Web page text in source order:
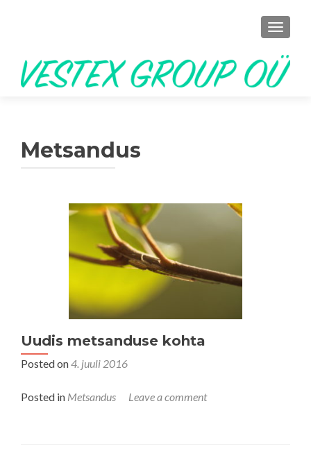
Metsandus
Uudis metsanduse kohta
Posted on4. juuli 2016
Posted in Metsandus Leave a comment